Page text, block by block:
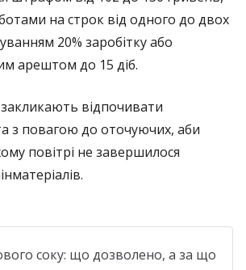
на строк від одного до двох
20% заробітку або
арештом до 15 діб.
відпочивати
з повагою до оточуючих, аби
повітрі не завершилося
соку: що дозволено, а за що